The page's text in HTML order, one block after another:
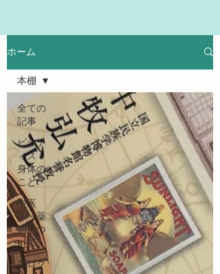
ホーム
全ての
記事
ピラテ
ィス・
身体の
こと
中医
学・薬
膳につ
いて
ブログ
本棚